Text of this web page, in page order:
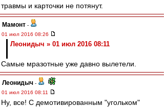
травмы и карточки не потянут.
Мамонт -
01 июл 2016 08:26
Леонидыч » 01 июл 2016 08:11
Самые мразотные уже давно вылетели.
Леонидыч -
01 июл 2016 08:11
Ну, все! С демотивированным "угольком"